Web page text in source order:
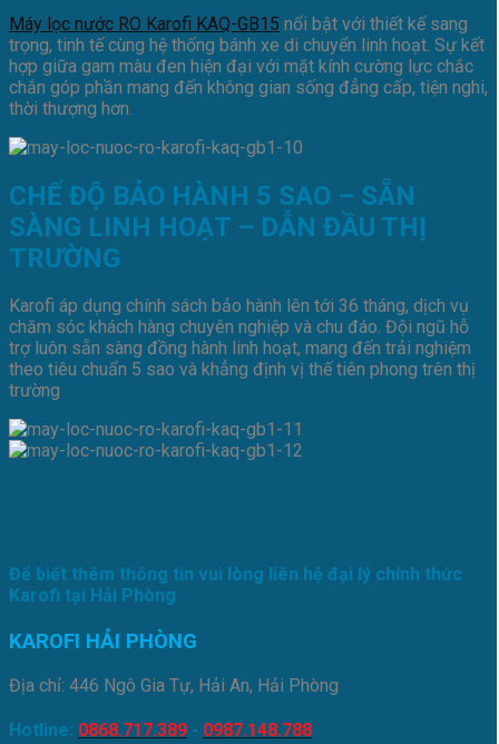
Máy lọc nước RO Karofi KAQ-GB15 nổi bật với thiết kế sang
trọng, tinh tế cùng hệ thống bánh xe di chuyển linh hoạt. Sự kết
hợp giữa gam màu đen hiện đại với mặt kính cường lực chắc
chắn góp phần mang đến không gian sống đẳng cấp, tiện nghi,
thời thượng hơn.
CHẾ ĐỘ BẢO HÀNH 5 SAO – SẴN
SÀNG LINH HOẠT – DẪN ĐẦU THỊ
TRƯỜNG
Karofi áp dụng chính sách bảo hành lên tới 36 tháng, dịch vụ
chăm sóc khách hàng chuyên nghiệp và chu đáo. Đội ngũ hỗ
trợ luôn sẵn sàng đồng hành linh hoạt, mang đến trải nghiệm
theo tiêu chuẩn 5 sao và khẳng định vị thế tiên phong trên thị
trường
Để biết thêm thông tin vui lòng liên hệ đại lý chính thức
Karofi tại Hải Phòng
KAROFI HẢI PHÒNG
Địa chỉ: 446 Ngô Gia Tự, Hải An, Hải Phòng
Hotline: 0868.717.389 - 0987.148.788